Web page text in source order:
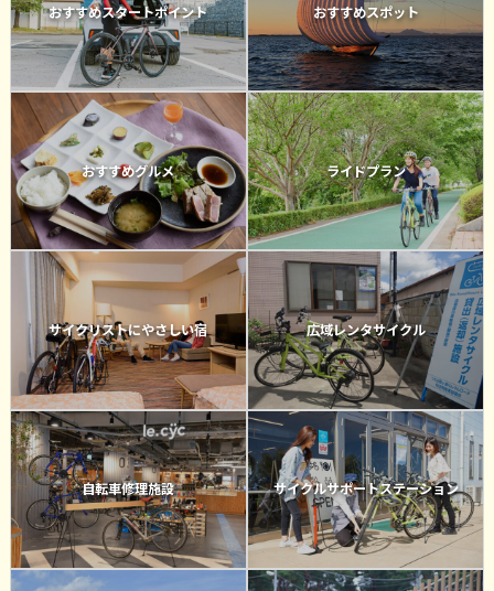
おすすめスタートポイント おすすめスポット
おすすめグルメ ライドプラン
サイクリストにやさしい宿 広域レンタサイクル
自転車修理施設 サイクルサポートステーション